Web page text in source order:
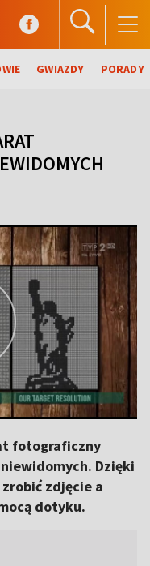
GWIAZDY PORADY
fotograficzny
Dzięki
zdjęcie a
dotyku.